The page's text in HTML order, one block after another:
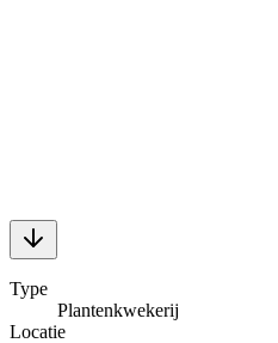
Type
Plantenkwekerij
Locatie